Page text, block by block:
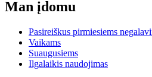
Man įdomu
Pasireiškus pirmiesiems
Vaikams
Suaugusiems
Ilgalaikis naudojimas